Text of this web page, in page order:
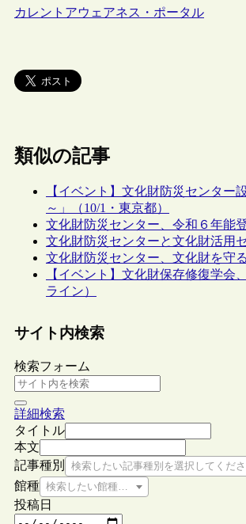
カレントアウェアネス・ポータル
類似の記事
【イベント】文化財防災センタ
～」（10/1・東京都）
文化財防災センター、令和６年能
文化財防災センターと文化財活用
文化財防災センター、文化財を守
【イベント】文化財保存修復学
ライン）
サイト内検索
検索フォーム
詳細検索
タイトル
本文
記事種別
検索したい記事種別を選択してくだ
館種 検索したい館種を選択してください
投稿日